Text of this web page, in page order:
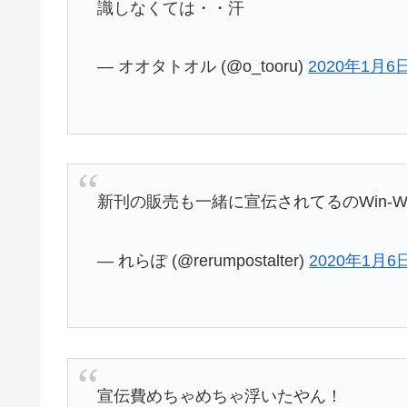
識しなくては・・汗
— オオタトオル (@o_tooru) 2020年1月6日
新刊の販売も一緒に宣伝されてるのWin-
— れらぽ (@rerumpostalter) 2020年1月6
宣伝費めちゃめちゃ浮いたやん！